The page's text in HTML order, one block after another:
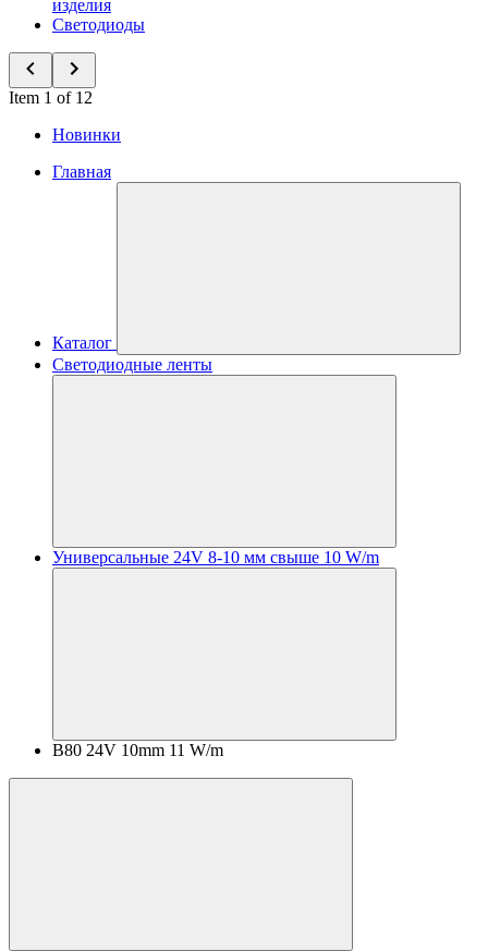
изделия
Светодиоды
Item 1 of 12
Новинки
Главная
Каталог
Светодиодные ленты
Универсальные 24V 8-10 мм свыше 10 W/m
B80 24V 10mm 11 W/m